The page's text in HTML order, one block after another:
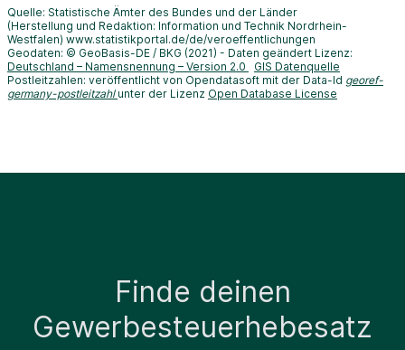
Quelle: Statistische Ämter des Bundes und der Länder
(Herstellung und Redaktion: Information und Technik Nordrhein-
Westfalen) www.statistikportal.de/de/veroeffentlichungen
Geodaten: © GeoBasis-DE / BKG (2021) - Daten geändert Lizenz:
Deutschland – Namensnennung – Version 2.0
GIS Datenquelle
Postleitzahlen: veröffentlicht von Opendatasoft mit der Data-Id georef-
germany-postleitzahl unter der Lizenz Open Database License
Finde deinen
Gewerbesteuerhebesatz